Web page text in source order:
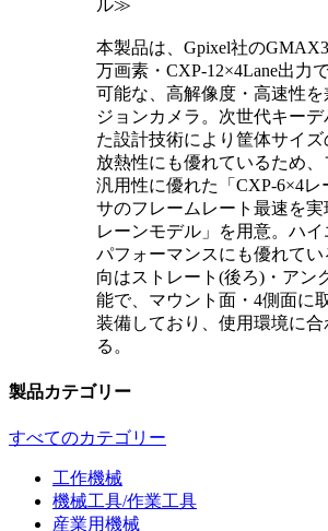
ル≫
本製品は、Gpixel社の
万画素・CXP-12×4Lane出力
可能な、高解像度・高速性
ジョンカメラ。次世代キー
た設計技術により筐体サイズ
放熱性にも優れているため、
汎用性に優れた「CXP-6×4
サのフレームレート最速を実
レーンモデル」を用意。ハ
パフォーマンスにも優れて
向はストレート(後ろ)・アン
能で、マウント面・4側面に
装備しており、使用環境に
る。
製品カテゴリー
すべてのカテゴリー
工作機械
機械工具/作業工具
産業用機械